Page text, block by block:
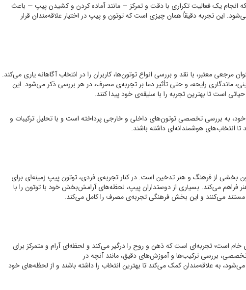
انجام یک فعالیت تکراری با دقت و تمرکز — مانند آماده کردن و کشیدن پیپ — باعث
این تجربه دقیقاً همان چیزی است که توتون و پیپ در اختیار علاقه‌مندان قرار
مرجعی معتبر، با نقد و بررسی انواع توتون‌ها، کاربران را در انتخاب آگاهانه یاری می‌کند.
ماندگاری رایحه، و حتی تأثیر دما بر تجربه‌ی مصرف، در هر بررسی ذکر می‌شود. این
است تا بهترین تجربه را با سلیقه‌ی خود پیدا کنند.
خود، به بررسی تخصصی توتون‌های داخلی و خارجی پرداخته است و با تحلیل ترکیبات و
انتخاب‌های هوشمندانه‌ای داشته باشند.
بخشی از فرهنگ و هنر تدخین است. در کنار تجربه‌ی فردی، توتون پیپ زمینه‌ای برای
فراهم می‌کند. بسیاری از دوستداران پیپ، لحظه‌های آرامش‌بخش خود با توتون را با
می‌کنند و این بخش فرهنگی تجربه‌ی مصرف را کامل می‌کند.
خام است؛ تجربه‌ای است که ذهن و روح را درگیر می‌کند و لحظه‌ای آرام و متمرکز برای
بررسی ترکیب‌ها و آموزش‌های دقیق، مانند آنچه در
می‌شود، به علاقه‌مندان کمک می‌کند تا بهترین انتخاب را داشته باشند و از لحظه‌های خود